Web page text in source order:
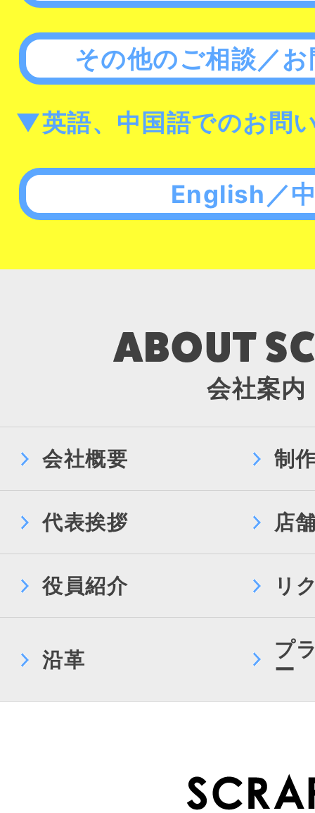
その他のご相談／
▼英語、中国語でのお問
English／
会社案内
会社概要 制
代表挨拶 店
役員紹介 リ
沿革
プ
ー